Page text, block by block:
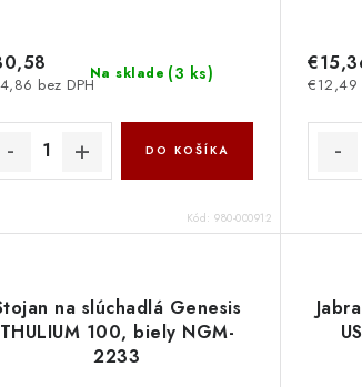
Na sklade (3 ks)
bez DPH
DO KOŠÍKA
Kód: 980-000912
€12,49
na slúchadlá Genesis
THULIUM 100, biely NGM-
2233